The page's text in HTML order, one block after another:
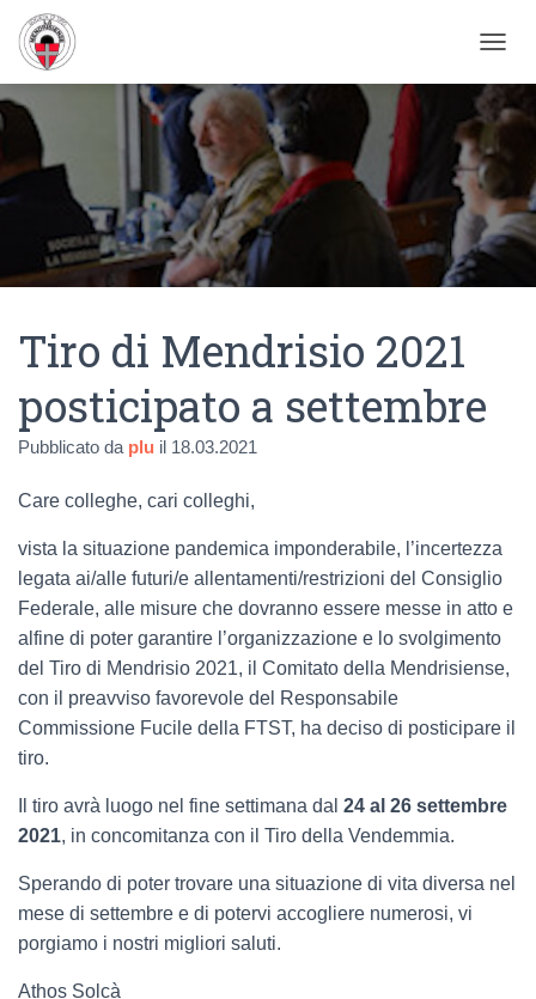
Tiro di Mendrisio 2021
posticipato a settembre
Pubblicato da plu il 18.03.2021
Care colleghe, cari colleghi,
vista la situazione pandemica imponderabile, l’incertezza
legata ai/alle futuri/e allentamenti/restrizioni del Consiglio
Federale, alle misure che dovranno essere messe in atto e
alfine di poter garantire l’organizzazione e lo svolgimento
del Tiro di Mendrisio 2021, il Comitato della Mendrisiense,
con il preavviso favorevole del Responsabile
Commissione Fucile della FTST, ha deciso di posticipare il
tiro.
Il tiro avrà luogo nel fine settimana dal 24 al 26 settembre
2021, in concomitanza con il Tiro della Vendemmia.
Sperando di poter trovare una situazione di vita diversa nel
mese di settembre e di potervi accogliere numerosi, vi
porgiamo i nostri migliori saluti.
Athos Solcà